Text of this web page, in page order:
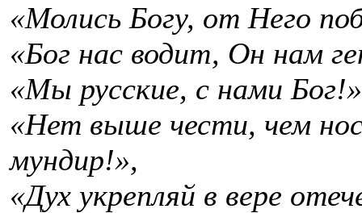
«Молись Богу, от Него
«Бог нас водит, Он нам
«Мы русские, с нами
«Нет выше чести, чем
мундир!»,
«Дух укрепляй в вере